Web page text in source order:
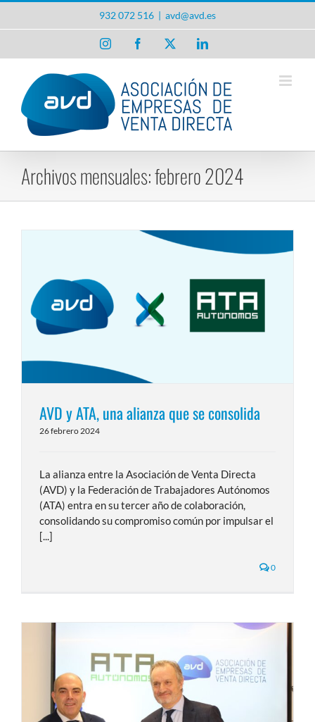
932 072 516 | avd@avd.es
InstagramFacebook LinkedIn
Archivos mensuales:febrero 2024
AVD y ATA, una alianza que se consolida
26 febrero 2024
La alianza entre la Asociación de Venta Directa
(AVD) y la Federación de Trabajadores Autónomos
(ATA) entra en su tercer año de colaboración,
consolidando su compromiso común por impulsar el
[...]
0